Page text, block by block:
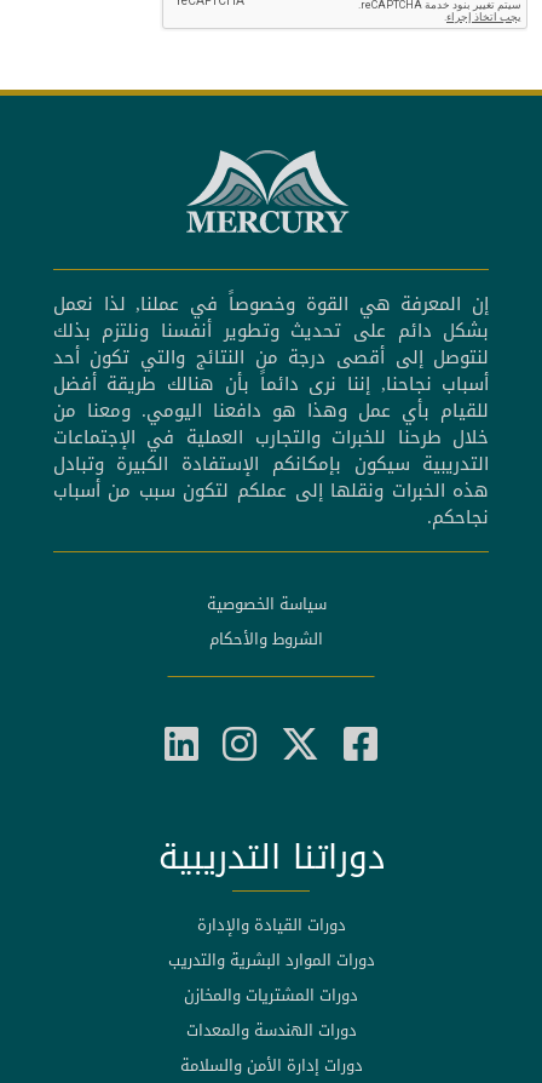
إن المعرفة هي القوة وخصوصاً في عملنا, لذا نعمل
بشكل دائم على تحديث وتطوير أنفسنا ونلتزم بذلك
لنتوصل إلى أقصى درجة من النتائج والتي تكون أحد
أسباب نجاحنا, إننا نرى دائماً بأن هنالك طريقة أفضل
للقيام بأي عمل وهذا هو دافعنا اليومي. ومعنا من
خلال طرحنا للخبرات والتجارب العملية في الإجتماعات
التدريبية سيكون بإمكانكم الإستفادة الكبيرة وتبادل
هذه الخبرات ونقلها إلى عملكم لتكون سبب من أسباب
نجاحكم.
سياسة الخصوصية
الشروط والأحكام
دوراتنا التدريبية
دورات القيادة والإدارة
دورات الموارد البشرية والتدريب
دورات المشتريات والمخازن
دورات الهندسة والمعدات
دورات إدارة الأمن والسلامة